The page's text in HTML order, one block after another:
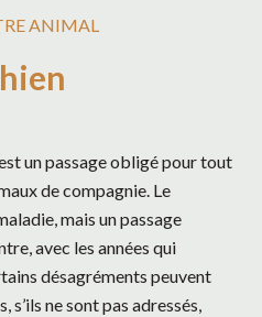
ANIMAL
un passage obligé pour tout
de compagnie. Le
mais un passage
avec les années qui
désagréments peuvent
ne sont pas adressés,